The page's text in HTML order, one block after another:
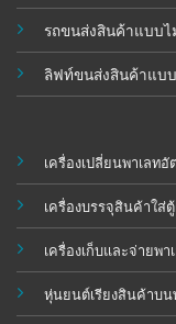
รถขนส่งสินค้าแบบไ
ลิฟท์ขนส่งสินค้าแบ
เครื่องเปลี่ยนพาเลท
เครื่องบรรจุสินค้าใส่
เครื่องเก็บและจ่ายพ
หุ่นยนต์เรียงสินค้าบน